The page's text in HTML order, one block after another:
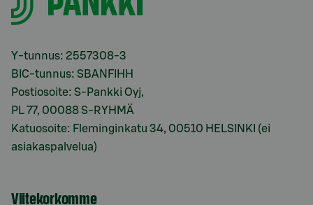
Y-tunnus: 2557308-3
BIC-tunnus: SBANFIHH
Postiosoite: S-Pankki Oyj,
PL 77, 00088 S-RYHMÄ
Katuosoite: Fleminginkatu 34, 00510 HELSINKI (ei
asiakaspalvelua)
Viitekorkomme